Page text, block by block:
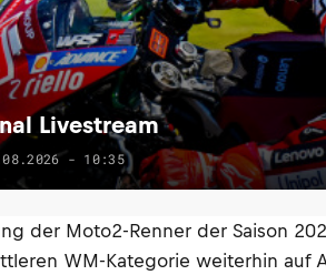
Livestream
- 10:35
der Moto2-Renner der Saison
WM-Kategorie weiterhin auf